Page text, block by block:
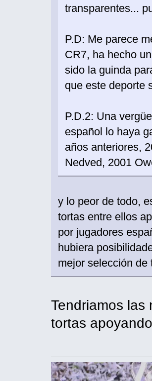
transparentes...
P.D: Me parece
CR7, ha hecho
sido la guinda
que este deporte
P.D.2: Una
español lo haya
años anteriores,
Nedved, 2001
y lo peor de todo,
tortas entre ellos
por jugadores
hubiera
mejor selección
Tendriamos las
tortas